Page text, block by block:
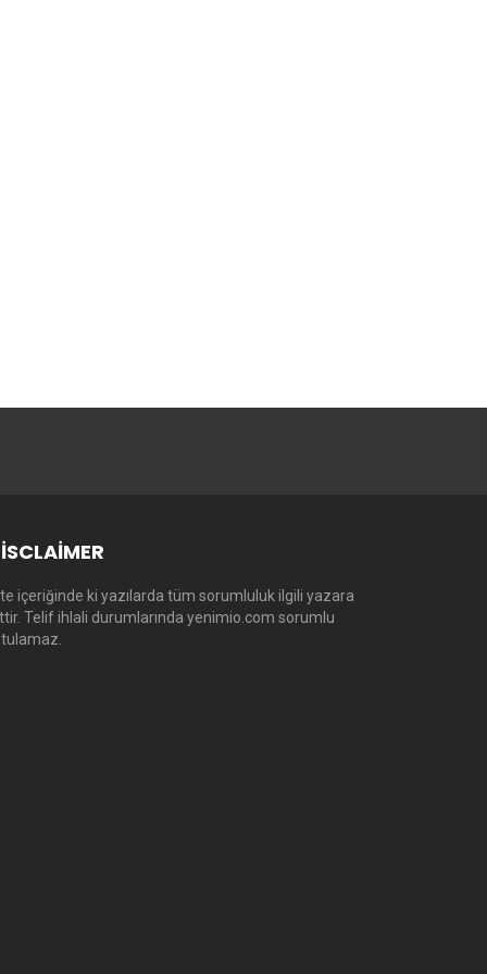
içeriğinde ki yazılarda tüm sorumluluk ilgili yazara
Telif ihlali durumlarında yenimio.com sorumlu